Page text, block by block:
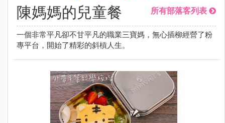
陳媽媽的兒童餐 所有部落客列表
一個非常平凡卻不甘平凡的職業三寶媽，無心插柳經營了粉
專平台，開始了精彩的斜槓人生。